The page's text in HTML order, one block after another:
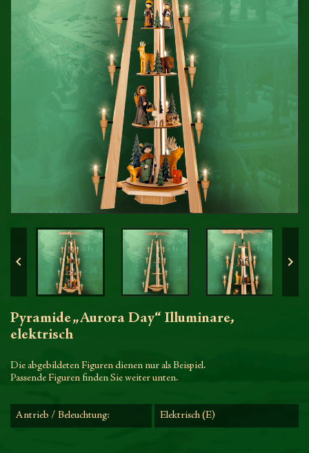
 
Pyramide „Aurora Day“ Illuminare,
elektrisch
Die abgebildeten Figuren dienen nur als Beispiel.
Passende Figuren finden Sie weiter unten.
Antrieb / Beleuchtung: Elektrisch (E)